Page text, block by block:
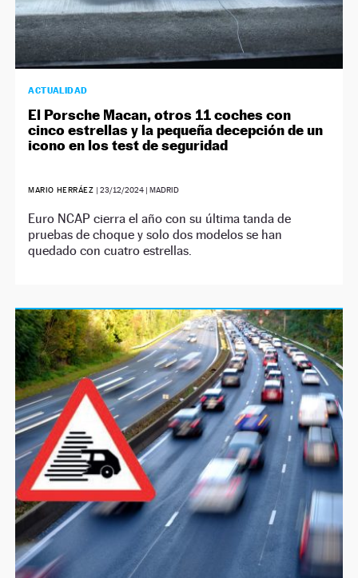
ACTUALIDAD
El Porsche Macan, otros 11 coches con
cinco estrellas y la pequeña decepción de un
icono en los test de seguridad
MARIO HERRÁEZ |23/12/2024 | MADRID
Euro NCAP cierra el año con su última tanda de
pruebas de choque y solo dos modelos se han
quedado con cuatro estrellas.